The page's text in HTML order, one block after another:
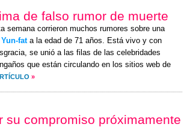
de falso rumor de muerte
semana corrieron muchos rumores sobre una
fata la edad de 71 años. Está vivo y con
se unió a las filas de las celebridades
que están circulando en los sitios web de
»
su compromiso próximamente